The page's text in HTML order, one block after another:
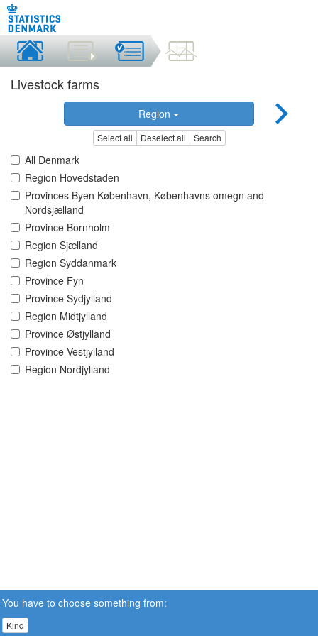
Livestock farms
Region
Select all Deselect all Search
All Denmark
Region Hovedstaden
Provinces Byen København, Københavns omegn and
Nordsjælland
Province Bornholm
Region Sjælland
Region Syddanmark
Province Fyn
Province Sydjylland
Region Midtjylland
Province Østjylland
Province Vestjylland
Region Nordjylland
You have to choose something from:
Kind